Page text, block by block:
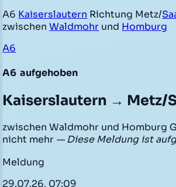
A6 Kaiserslautern Richtung Metz/
zwischenWaldmohr und Homburg
A6
A6 aufgehoben
Kaiserslautern → Metz/
zwischen Waldmohr und Homburg
nicht mehr — Diese Meldung ist
Meldung
29.07.26, 07:09